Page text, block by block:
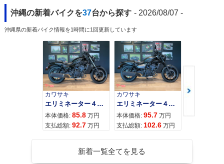
沖縄の新着バイクを37台から探す - 2026/08/07 -
沖縄県の新着バイク情報を1時間に1回更新しています
カワサキ
エリミネーター４００
本体価格: 85.8 万円
支払総額: 92.7 万円
カワサキ
エリミネーター４００ＳＥ
本体価格: 95.7 万円
支払総額: 102.6 万円
カワサキ
本体価格:
新着一覧全てを見る